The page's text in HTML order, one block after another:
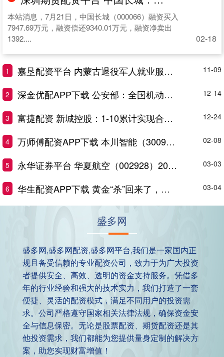
02-18
本站消息，7月21日，中国长城（000066）融资买入
7947.69万元，融资偿还9340.01万元，融资净卖出
1392....
1 嘉垦配资平台 内蒙古退役军人就业服务专项行动启动 11-09
2 深金优配APP下载 公安部：全国机动车保有量达4.6亿辆 12-14
3 富捷配资 新城控股：1-10累计实现合同销售金额约164.68亿元 12-24
4 万师傅配资APP下载 本川智能（300964）新增一起对外投资，被投资公司为上海本川鹏芯科技有限公司 02-08
5 永华证券平台 华夏航空（002928）2025年中报简析：营收净利润同比双双增长，短期债务压力上升 03-03
6 华生配资APP下载 黄金“杀”回来了，突破3500美元/盎司！ 03-04
盛多网
盛多网,盛多网配资,盛多网平台,我们是一家国内正
规且备受信赖的专业配资公司，致力于为广大投资
者提供安全、高效、透明的资金支持服务。凭借多
年的行业经验和强大的技术实力，我们打造了一套
便捷、灵活的配资模式，满足不同用户的投资需
求。公司严格遵守国家相关法律法规，确保资金安
全与信息保密。无论是股票配资、期货配资还是其
他投资需求，我们都能为您提供量身定制的解决方
案，助您实现财富增值！